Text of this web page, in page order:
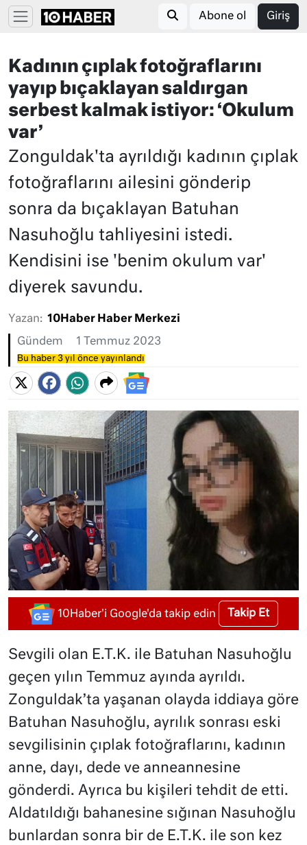
Abone ol Giriş
Kadının çıplak fotoğraflarını
yayıp bıçaklayan saldırgan
serbest kalmak istiyor: ‘Okulum
var’
Zonguldak'ta ayrıldığı kadının çıplak
fotoğraflarını ailesini gönderip
sonra da bıçaklayan Batuhan
Nasuhoğlu tahliyesini istedi.
Kendisini ise 'benim okulum var'
diyerek savundu.
Yazan: 10Haber Haber Merkezi
Gündem 1 Temmuz 2023
Bu haber 3 yıl önce yayınlandı
10Haber'i Google'da takip edin Takip Et
Sevgili olan E.T.K. ile Batuhan Nasuhoğlu
geçen yılın Temmuz ayında ayrıldı.
Zonguldak’ta yaşanan olayda iddiaya göre
Batuhan Nasuhoğlu, ayrılık sonrası eski
sevgilisinin çıplak fotoğraflarını, kadının
anne, dayı, dede ve anneannesine
gönderdi. Ayrıca bu kişileri tehdit de etti.
Aldatıldığı bahanesine sığınan Nasuhoğlu
bunlardan sonra bir de E.T.K. ile son kez